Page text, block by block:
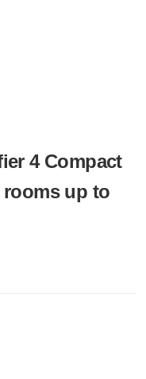
4 Compact
rooms up to